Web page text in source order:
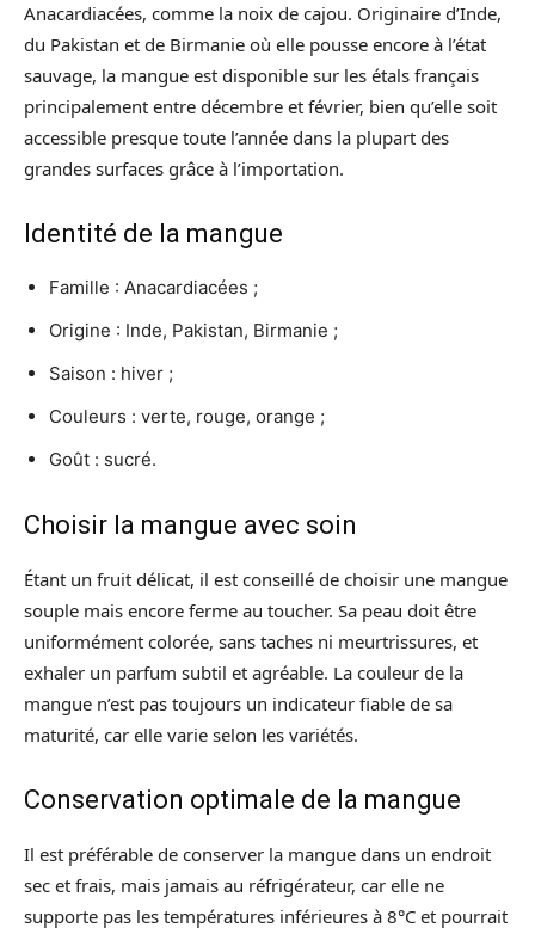
Anacardiacées, comme la noix de cajou. Originaire d’Inde,
du Pakistan et de Birmanie où elle pousse encore à l’état
sauvage, la mangue est disponible sur les étals français
principalement entre décembre et février, bien qu’elle soit
accessible presque toute l’année dans la plupart des
grandes surfaces grâce à l’importation.
Identité de la mangue
Famille : Anacardiacées ;
Origine : Inde, Pakistan, Birmanie ;
Saison : hiver ;
Couleurs : verte, rouge, orange ;
Goût : sucré.
Choisir la mangue avec soin
Étant un fruit délicat, il est conseillé de choisir une mangue
souple mais encore ferme au toucher. Sa peau doit être
uniformément colorée, sans taches ni meurtrissures, et
exhaler un parfum subtil et agréable. La couleur de la
mangue n’est pas toujours un indicateur fiable de sa
maturité, car elle varie selon les variétés.
Conservation optimale de la mangue
Il est préférable de conserver la mangue dans un endroit
sec et frais, mais jamais au réfrigérateur, car elle ne
supporte pas les températures inférieures à 8°C et pourrait